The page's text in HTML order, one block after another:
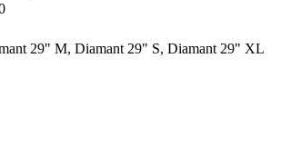
29" M, Diamant 29" S, Diamant 29" XL